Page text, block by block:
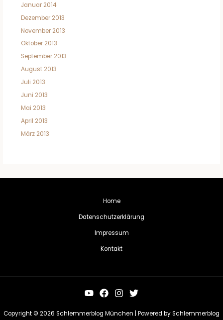
Januar 2014
Dezember 2013
November 2013
Oktober 2013
September 2013
August 2013
Juli 2013
Juni 2013
Mai 2013
April 2013
März 2013
Home
Datenschutzerklärung
Impressum
Kontakt
Copyright © 2026 Schlemmerblog München | Powered by Schlemmerblog